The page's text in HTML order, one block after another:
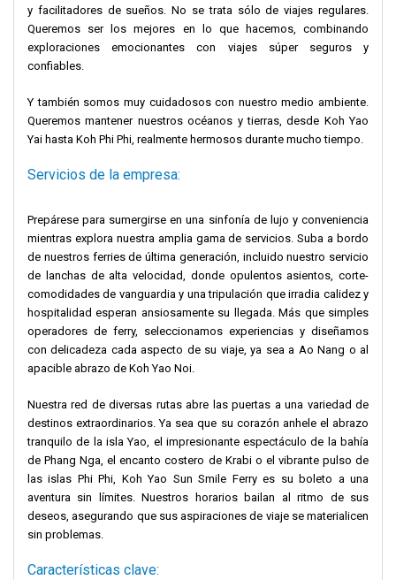
y facilitadores de sueños. No se trata sólo de viajes regulares.
Queremos ser los mejores en lo que hacemos, combinando
exploraciones emocionantes con viajes súper seguros y
confiables.
Y también somos muy cuidadosos con nuestro medio ambiente.
Queremos mantener nuestros océanos y tierras, desde Koh Yao
Yai hasta Koh Phi Phi, realmente hermosos durante mucho tiempo.
Servicios de la empresa:
Prepárese para sumergirse en una sinfonía de lujo y conveniencia
mientras explora nuestra amplia gama de servicios. Suba a bordo
de nuestros ferries de última generación, incluido nuestro servicio
de lanchas de alta velocidad, donde opulentos asientos, corte-
comodidades de vanguardia y una tripulación que irradia calidez y
hospitalidad esperan ansiosamente su llegada. Más que simples
operadores de ferry, seleccionamos experiencias y diseñamos
con delicadeza cada aspecto de su viaje, ya sea a Ao Nang o al
apacible abrazo de Koh Yao Noi.
Nuestra red de diversas rutas abre las puertas a una variedad de
destinos extraordinarios. Ya sea que su corazón anhele el abrazo
tranquilo de la isla Yao, el impresionante espectáculo de la bahía
de Phang Nga, el encanto costero de Krabi o el vibrante pulso de
las islas Phi Phi, Koh Yao Sun Smile Ferry es su boleto a una
aventura sin límites. Nuestros horarios bailan al ritmo de sus
deseos, asegurando que sus aspiraciones de viaje se materialicen
sin problemas.
Características clave: